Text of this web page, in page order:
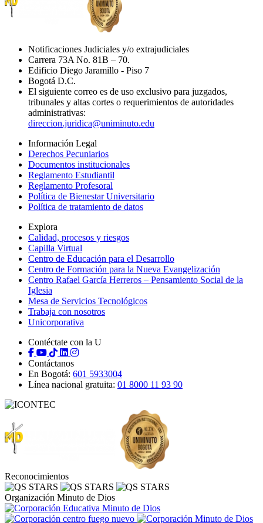
Notificaciones Judiciales y/o extrajudiciales
Carrera 73A No. 81B – 70.
Edificio Diego Jaramillo - Piso 7
Bogotá D.C.
El siguiente correo es de uso exclusivo para juzgados,
tribunales y altas cortes o requerimientos de autoridades
administrativas:
direccion.juridica@uniminuto.edu
Información Legal
Derechos Pecuniarios
Documentos institucionales
Reglamento Estudiantil
Reglamento Profesoral
Política de Bienestar Universitario
Política de tratamiento de datos
Explora
Calidad, procesos y riesgos
Capilla Virtual
Centro de Educación para el Desarrollo
Centro de Formación para la Nueva Evangelización
Centro Rafael García Herreros – Pensamiento Social de la
Iglesia
Mesa de Servicios Tecnológicos
Trabaja con nosotros
Unicorporativa
Contéctate con la U
Contáctanos
En Bogotá: 601 5933004
Línea nacional gratuita: 01 8000 11 93 90
Reconocimientos
Organización Minuto de Dios